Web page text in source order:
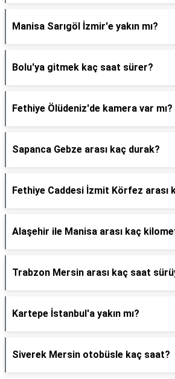
Manisa Sarıgöl İzmir'e yakın mı?
Bolu'ya gitmek kaç saat sürer?
Fethiye Ölüdeniz'de kamera var mı?
Sapanca Gebze arası kaç durak?
Fethiye Caddesi İzmit Körfez arası
Alaşehir ile Manisa arası kaç
Trabzon Mersin arası kaç saat
Kartepe İstanbul'a yakın mı?
Siverek Mersin otobüsle kaç saat?